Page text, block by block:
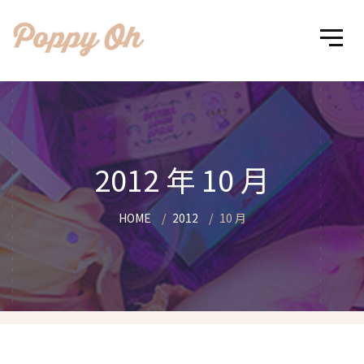
2012 年 10 月
HOME 2012 10 月